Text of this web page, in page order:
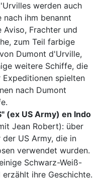
werden auch
ihm benannt
Aviso, Frachter und
zum Teil farbige
Dumont d'Urville,
weitere Schiffe, die
Expeditionen spielten
nach Dumont
(ex US Army) en Indo
Jean Robert): über
US Army, die in
verwendet wurden.
Schwarz-Weiß-
ihre Geschichte.